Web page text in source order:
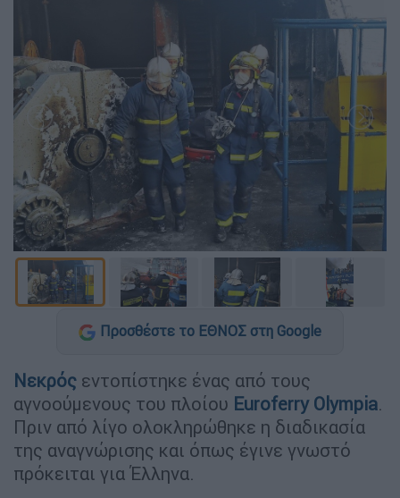
Προσθέστε το ΕΘΝΟΣ στη Google
Νεκρός εντοπίστηκε ένας από τους
αγνοούμενους του πλοίου Euroferry Olympia.
Πριν από λίγο ολοκληρώθηκε η διαδικασία
της αναγνώρισης και όπως έγινε γνωστό
πρόκειται για Έλληνα.